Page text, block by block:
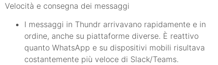
Velocità e consegna dei messaggi
I messaggi in Thundr arrivavano rapidamente e in
ordine, anche su piattaforme diverse. È reattivo
quanto WhatsApp e su dispositivi mobili risultava
costantemente più veloce di Slack/Teams.